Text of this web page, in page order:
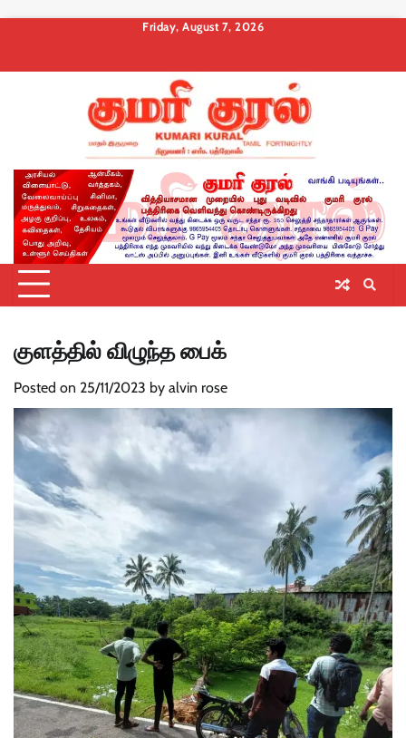
content
Friday, August 7, 2026
Policy
Conditions
CheckoutCancel
குளத்தில் விழுந்த பைக்
Posted on 25/11/2023 by alvin rose